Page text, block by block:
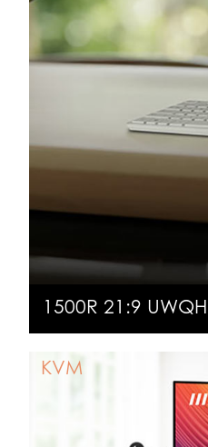
1500R 21:9
KVM